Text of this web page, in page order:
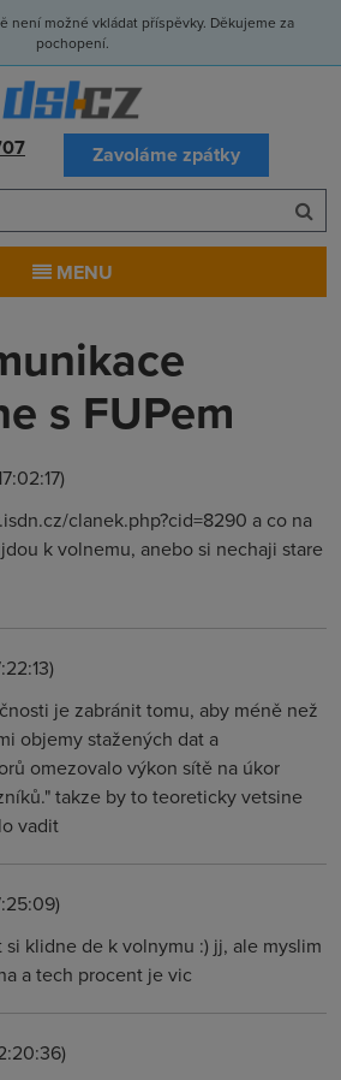
není možné vkládat příspěvky. Děkujeme za
pochopení.
Zavoláme zpátky
MENU
s FUPem
clanek.php?cid=8290 a co na
k volnemu, anebo si nechaji stare
je zabránit tomu, aby méně než
objemy stažených dat a
omezovalo výkon sítě na úkor
takze by to teoreticky vetsine
vadit
klidne de k volnymu :) jj, ale myslim
a tech procent je vic